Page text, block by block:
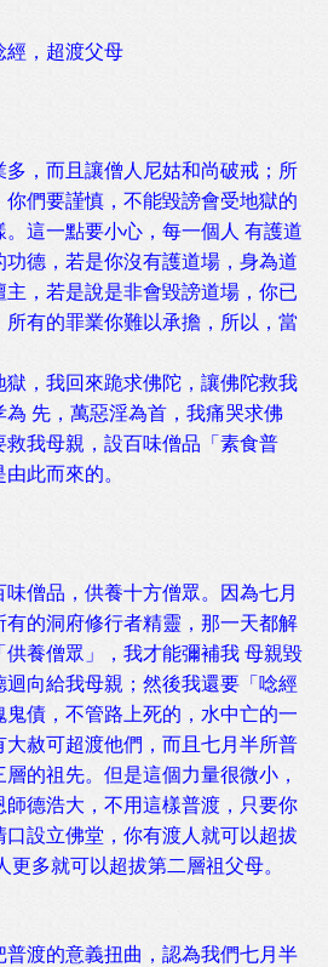
經，超渡父母
，而且讓僧人尼姑和尚破戒；所
你們要謹慎，不能毀謗會受地獄的
這一點要小心，每一個人 有護道
功德，若是你沒有護道場，身為道
主，若是說是非會毀謗道場，你已
所有的罪業你難以承擔，所以，當
獄，我回來跪求佛陀，讓佛陀救我
先，萬惡淫為首，我痛哭求佛
救我母親，設百味僧品「素食普
此而來的。
僧品，供養十方僧眾。因為七月
有的洞府修行者精靈，那一天都解
供養僧眾」，我才能彌補我 母親毀
迴向給我母親；然後我還要「唸經
鬼債，不管路上死的，水中亡的一
大赦可超渡他們，而且七月半所普
的祖先。但是這個力量很微小，
師德浩大，不用這樣普渡，只要你
口設立佛堂，你有渡人就可以超拔
更多就可以超拔第二層祖父母。
渡的意義扭曲，認為我們七月半